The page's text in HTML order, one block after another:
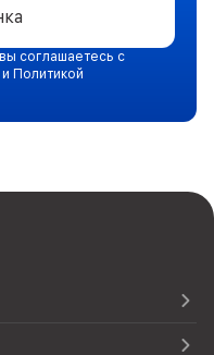
соглашаетесь с
Политикой